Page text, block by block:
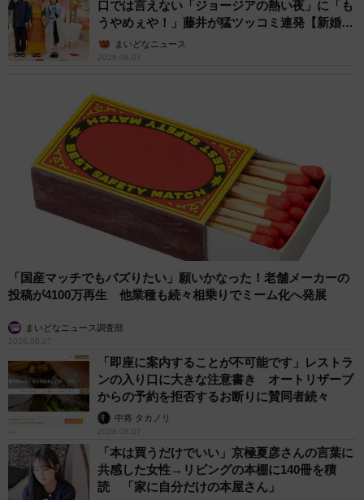
口では言えない「ジョージアの熱い夜」に「も
うやめぇや！」藤井が猛ツッコミ連発【新婚さ
ん】まいどなニュース
2026.08.07
「国産マッチでもバズりたい」願いかなった！老舗メーカーの
投稿が4100万再生 他業種も続々相乗りでミーム化へ発展
まいどなニュース調査部
2026.08.07
「即座に案内することが不可能です」レストラ
ンの入り口に大きな注意書き オートリザーブ
からの予約を拒否するお断りに賛同者続々
中将 タカノリ
2026.08.07
「本は買うだけでいい」京極夏彦さんの言葉に
共感した女性→リビングの本棚に140冊を積
読 「家に自分だけの本屋さん」